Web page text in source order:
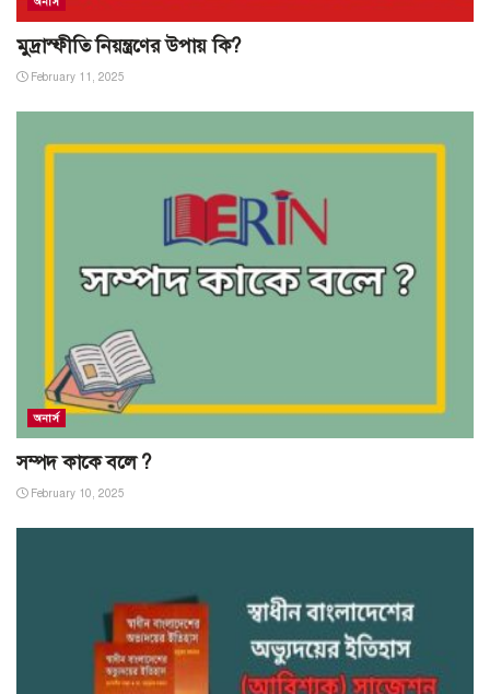
মুদ্রাস্ফীতি নিয়ন্ত্রণের উপায় কি?
February 11, 2025
অনার্স
সম্পদ কাকে বলে ?
February 10, 2025